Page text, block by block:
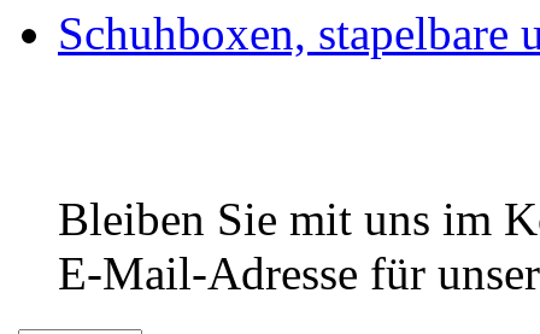
Schuhboxen, stapelbare
Bleiben Sie mit uns im
E-Mail-Adresse für